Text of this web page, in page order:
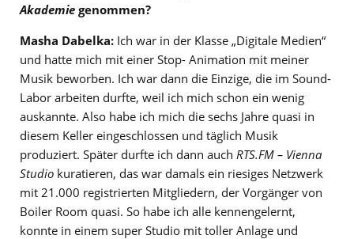
Akademie genommen?
Masha Dabelka: Ich war in der Klasse „Digitale Medien“
und hatte mich mit einer Stop- Animation mit meiner
Musik beworben. Ich war dann die Einzige, die im Sound-
Labor arbeiten durfte, weil ich mich schon ein wenig
auskannte. Also habe ich mich die sechs Jahre quasi in
diesem Keller eingeschlossen und täglich Musik
produziert. Später durfte ich dann auch RTS.FM – Vienna
Studio kuratieren, das war damals ein riesiges Netzwerk
mit 21.000 registrierten Mitgliedern, der Vorgänger von
Boiler Room quasi. So habe ich alle kennengelernt,
konnte in einem super Studio mit toller Anlage und